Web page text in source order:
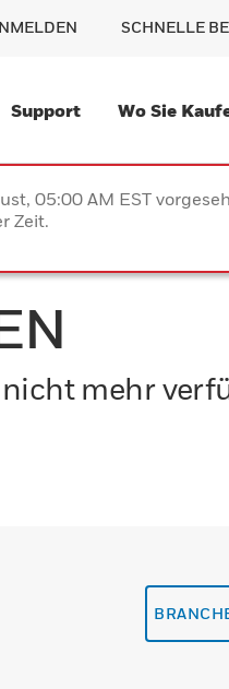
SCHNELLE
Support Wo Sie
05:00 AM EST
Zeit.
mehr